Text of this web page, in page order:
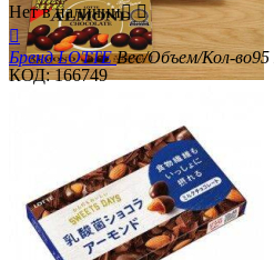
Нет в наличии 

БрендLOTTEВес/Объем/Кол-во95
КОД: 166749